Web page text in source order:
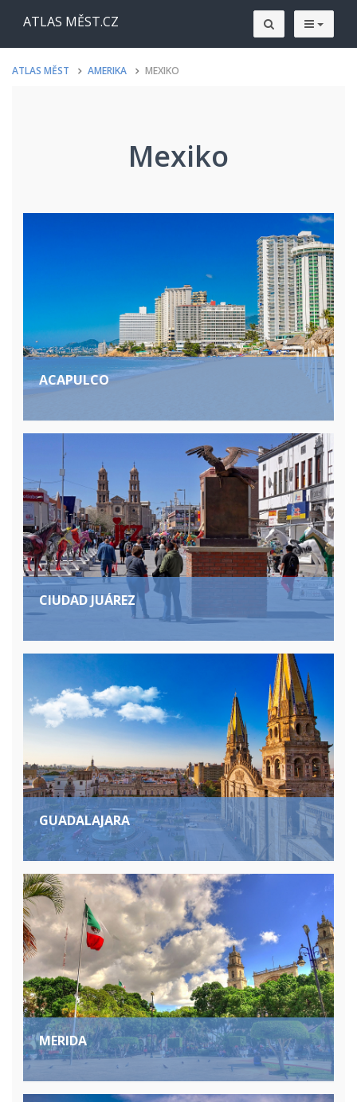
ATLAS MĚST.CZ
ATLAS MĚST AMERIKA MEXIKO
Mexiko
ACAPULCO
CIUDAD JUÁREZ
GUADALAJARA
MERIDA